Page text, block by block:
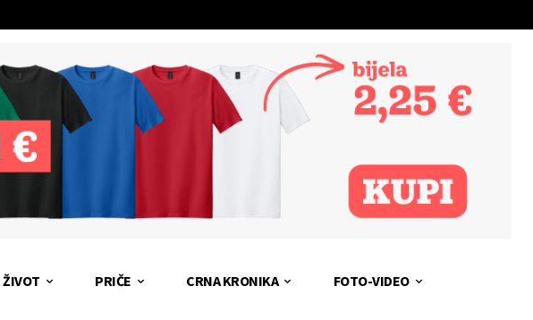
ŽIVOT PRIČE CRNA KRONIKA FOTO-VIDEO